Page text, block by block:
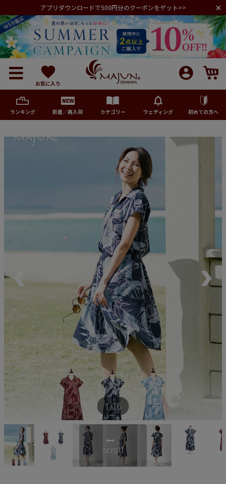
アプリダウンロードで500円分のクーポンをゲット>>
お気に入り
ランキング 新着／再入荷 カテゴリー ウェディング 初めての方へ
メンズ
再入荷商品
アウトレット
サイズから探す
レーベルから探す
1/16
scroll